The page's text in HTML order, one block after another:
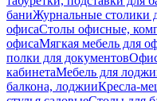
баниЖурнальные столики
офисаСтолы офисные,
офисаМягкая мебель для
полки для документов
кабинетаМебель для
балкона, лоджииКресла-